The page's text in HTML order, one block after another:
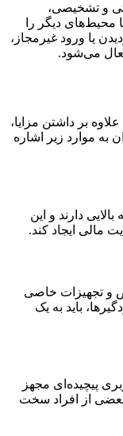
و تشخیصی،
محیط‌های دیگر را
یا ورود غیرمجاز،
می‌شود.
بر داشتن مزایا،
به موارد زیر اشاره
دارند و این
مالی ایجاد کند.
و تجهیزات خاصی
باید به یک
پیچیده‌ای مجهز
از افراد سخت